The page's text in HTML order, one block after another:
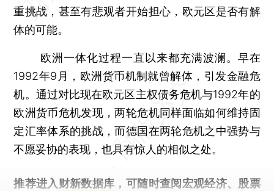
重挑战，甚至有悲观者开始担心，欧元区是否有解
体的可能。
欧洲一体化过程一直以来都充满波澜。早在
1992年9月，欧洲货币机制就曾解体，引发金融危
机。通过对比现在欧元区主权债务危机与1992年的
欧洲货币危机发现，两轮危机同样面临如何维持固
定汇率体系的挑战，而德国在两轮危机之中强势与
不愿妥协的表现，也具有惊人的相似之处。
推荐进入 财新数据库 ，可随时查阅宏观经济、股票